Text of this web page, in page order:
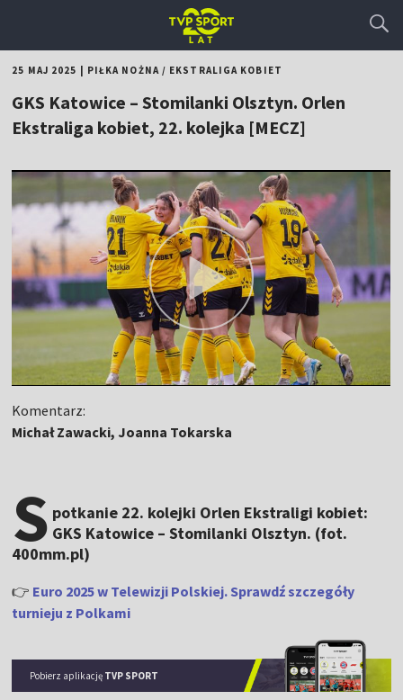
25 MAJ 2025 PIŁKA NOŻNA/ EKSTRALIGA KOBIET
GKS Katowice – Stomilanki Olsztyn. Orlen
Ekstraliga kobiet, 22. kolejka [MECZ]
Komentarz:
Michał Zawacki, Joanna Tokarska
S potkanie 22. kolejki Orlen Ekstraligi kobiet:
GKS Katowice – Stomilanki Olsztyn. (fot.
400mm.pl)
👉 Euro 2025 w Telewizji Polskiej. Sprawdź szczegóły
turnieju z Polkami
Pobierz aplikację TVP SPORT